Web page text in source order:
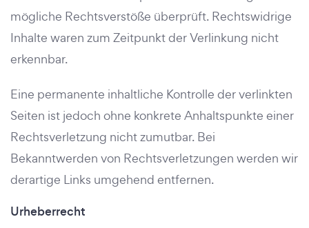
mögliche Rechtsverstöße überprüft. Rechtswidrige
Inhalte waren zum Zeitpunkt der Verlinkung nicht
erkennbar.
Eine permanente inhaltliche Kontrolle der verlinkten
Seiten ist jedoch ohne konkrete Anhaltspunkte einer
Rechtsverletzung nicht zumutbar. Bei
Bekanntwerden von Rechtsverletzungen werden wir
derartige Links umgehend entfernen.
Urheberrecht